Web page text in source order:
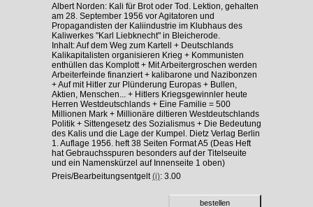
Albert Norden: Kali für Brot oder Tod. Lektion, gehalten
am 28. September 1956 vor Agitatoren und
Propagandisten der Kaliindustrie im Klubhaus des
Kaliwerkes "Karl Liebknecht" in Bleicherode.
Inhalt: Auf dem Weg zum Kartell + Deutschlands
Kalikapitalisten organisieren Krieg + Kommunisten
enthüllen das Komplott + Mit Arbeitergroschen werden
Arbeiterfeinde finanziert + kalibarone und Nazibonzen
+ Auf mit Hitler zur Plünderung Europas + Bullen,
Aktien, Menschen... + Hitlers Kriegsgewinnler heute
Herren Westdeutschlands + Eine Familie = 500
Millionen Mark + Millionäre diltieren Westdeutschlands
Politik + Sittengesetz des Sozialismus + Die Bedeutung
des Kalis und die Lage der Kumpel. Dietz Verlag Berlin
1. Auflage 1956. heft 38 Seiten Format A5 (Deas Heft
hat Gebrauchsspuren besonders auf der Titelseuite
und ein Namenskürzel auf Innenseite 1 oben)
Preis/Bearbeitungsentgelt(i): 3.00